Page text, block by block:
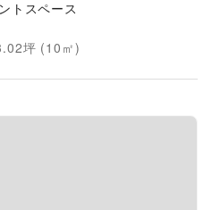
トスペース
坪 (10 ㎡)